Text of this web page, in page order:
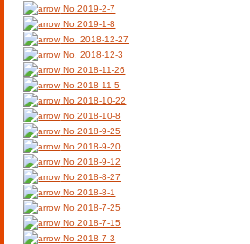
No.2019-2-7
No.2019-1-8
No. 2018-12-27
No. 2018-12-3
No.2018-11-26
No.2018-11-5
No.2018-10-22
No.2018-10-8
No.2018-9-25
No.2018-9-20
No.2018-9-12
No.2018-8-27
No.2018-8-1
No.2018-7-25
No.2018-7-15
No.2018-7-3